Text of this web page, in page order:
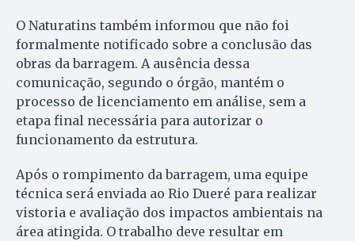
O Naturatins também informou que não foi
formalmente notificado sobre a conclusão das
obras da barragem. A ausência dessa
comunicação, segundo o órgão, mantém o
processo de licenciamento em análise, sem a
etapa final necessária para autorizar o
funcionamento da estrutura.
Após o rompimento da barragem, uma equipe
técnica será enviada ao Rio Dueré para realizar
vistoria e avaliação dos impactos ambientais na
área atingida. O trabalho deve resultar em